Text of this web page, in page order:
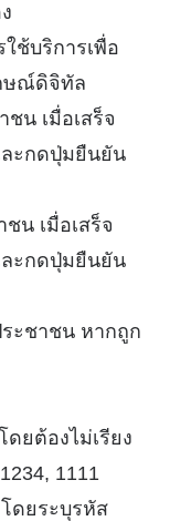
ช้บริการเพื่อ
ษณ์ดิจิทัล
น เมื่อเสร็จ
ะกดปุ่มยืนยัน
น เมื่อเสร็จ
ะกดปุ่มยืนยัน
ะชาชน หากถูก
ยต้องไม่เรียง
1111
ดยระบุรหัส